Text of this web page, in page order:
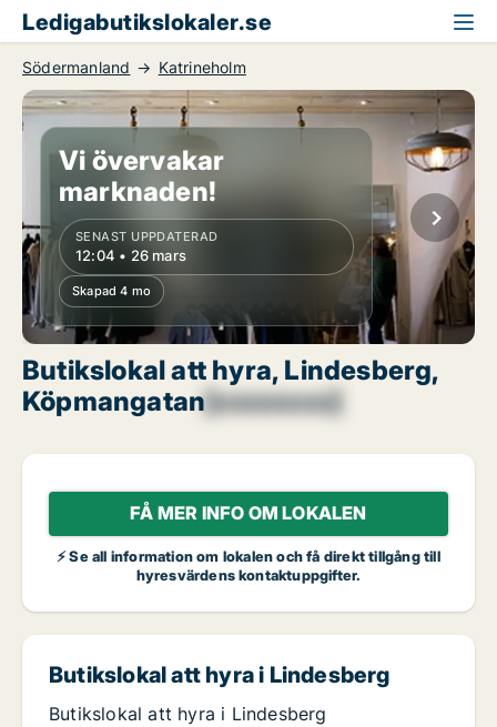
Ledigabutikslokaler.se
Södermanland Katrineholm
Vi övervakar
marknaden!
SENAST UPPDATERAD
12:04 • 26 mars
Skapad 4 mo
Butikslokal att hyra, Lindesberg,
Köpmangatan[xxxxxxxx]
FÅ MER INFO OM LOKALEN
⚡ Se all information om lokalen och få direkt tillgång till
hyresvärdens kontaktuppgifter.
Butikslokal att hyra i Lindesberg
Butikslokal att hyra i Lindesberg